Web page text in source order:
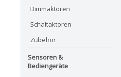
Dimmaktoren
Schaltaktoren
Zubehör
Sensoren &
Bediengeräte